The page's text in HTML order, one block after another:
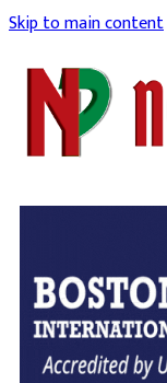
Skip to main content